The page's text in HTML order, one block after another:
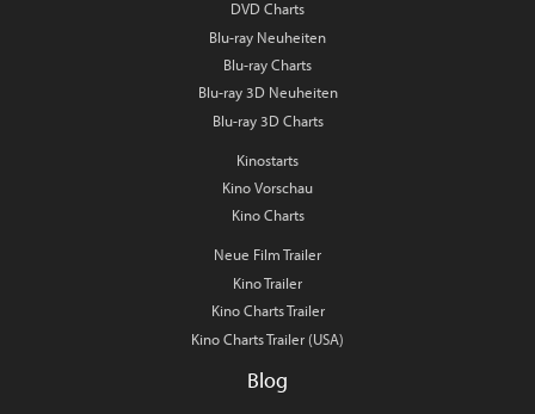
DVD Charts
Blu-ray Neuheiten
Blu-ray Charts
Blu-ray 3D Neuheiten
Blu-ray 3D Charts
Kinostarts
Kino Vorschau
Kino Charts
Neue Film Trailer
Kino Trailer
Kino Charts Trailer
Kino Charts Trailer (USA)
Blog